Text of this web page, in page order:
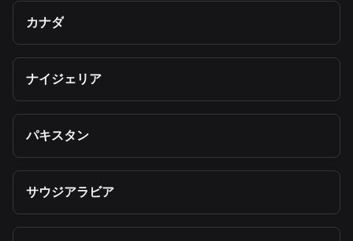
カナダ
ナイジェリア
パキスタン
サウジアラビア